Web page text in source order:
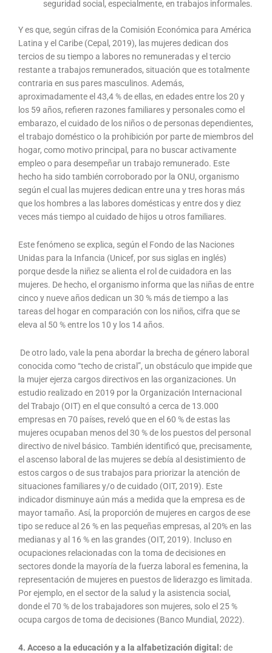
seguridad social, especialmente, en trabajos informales.
Y es que, según cifras de la Comisión Económica para América
Latina y el Caribe (Cepal, 2019), las mujeres dedican dos
tercios de su tiempo a labores no remuneradas y el tercio
restante a trabajos remunerados, situación que es totalmente
contraria en sus pares masculinos. Además,
aproximadamente el 43,4 % de ellas, en edades entre los 20 y
los 59 años, refieren razones familiares y personales como el
embarazo, el cuidado de los niños o de personas dependientes,
el trabajo doméstico o la prohibición por parte de miembros del
hogar, como motivo principal, para no buscar activamente
empleo o para desempeñar un trabajo remunerado. Este
hecho ha sido también corroborado por la ONU, organismo
según el cual las mujeres dedican entre una y tres horas más
que los hombres a las labores domésticas y entre dos y diez
veces más tiempo al cuidado de hijos u otros familiares.
Este fenómeno se explica, según el Fondo de las Naciones
Unidas para la Infancia (Unicef, por sus siglas en inglés)
porque desde la niñez se alienta el rol de cuidadora en las
mujeres. De hecho, el organismo informa que las niñas de entre
cinco y nueve años dedican un 30 % más de tiempo a las
tareas del hogar en comparación con los niños, cifra que se
eleva al 50 % entre los 10 y los 14 años.
De otro lado, vale la pena abordar la brecha de género laboral
conocida como “techo de cristal”, un obstáculo que impide que
la mujer ejerza cargos directivos en las organizaciones. Un
estudio realizado en 2019 por la Organización Internacional
del Trabajo (OIT) en el que consultó a cerca de 13.000
empresas en 70 países, reveló que en el 60 % de estas las
mujeres ocupaban menos del 30 % de los puestos del personal
directivo de nivel básico. También identificó que, precisamente,
el ascenso laboral de las mujeres se debía al desistimiento de
estos cargos o de sus trabajos para priorizar la atención de
situaciones familiares y/o de cuidado (OIT, 2019). Este
indicador disminuye aún más a medida que la empresa es de
mayor tamaño. Así, la proporción de mujeres en cargos de ese
tipo se reduce al 26 % en las pequeñas empresas, al 20% en las
medianas y al 16 % en las grandes (OIT, 2019). Incluso en
ocupaciones relacionadas con la toma de decisiones en
sectores donde la mayoría de la fuerza laboral es femenina, la
representación de mujeres en puestos de liderazgo es limitada.
Por ejemplo, en el sector de la salud y la asistencia social,
donde el 70 % de los trabajadores son mujeres, solo el 25 %
ocupa cargos de toma de decisiones (Banco Mundial, 2022).
4. Acceso a la educación y a la alfabetización digital: de